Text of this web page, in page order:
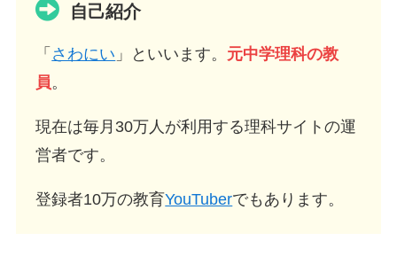
自己紹介
「 さわにい 」といいます。 元中学理科の教
員。
現在は毎月30万人が利用する理科サイトの運
営者です。
登録者10万の教育YouTuberでもあります。